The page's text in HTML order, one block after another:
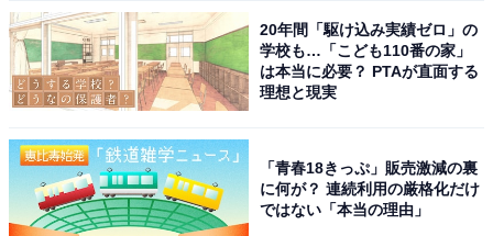
オールアバウトに還元されることがあります。
この記事の執筆者： All About ニュース お買
Amazonのセール商品から売れ筋ランキングまで、毎日のお買いも
のがもっと楽しく、もっとお得になる情報をお届け。編集部員によ
る独自レビューなど、ここでしか手に入らない情報も満載です。
20年間「駆け込み実績ゼロ」の
学校も…「こども110番の家」
は本当に必要？ PTAが直面する
理想と現実
「青春18きっぷ」販売激減の裏
に何が？ 連続利用の厳格化だけ
ではない「本当の理由」